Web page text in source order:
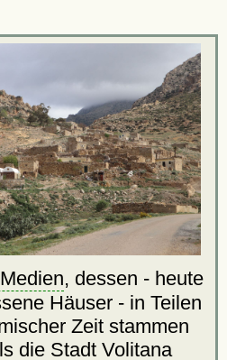
, dessen - heute
Häuser - in Teilen
Zeit stammen
die Stadt Volitana